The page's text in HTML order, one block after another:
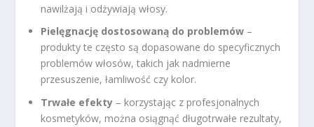
nawilżają i odżywiają włosy.
Pielęgnację dostosowaną do problemów –
produkty te często są dopasowane do specyficznych
problemów włosów, takich jak nadmierne
przesuszenie, łamliwość czy kolor.
Trwałe efekty – korzystając z profesjonalnych
kosmetyków, można osiągnąć długotrwałe rezultaty,